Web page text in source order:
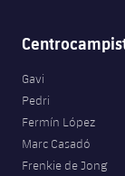
Gavi
Pedri
Fermín López
Marc Casadó
Frenkie de Jong